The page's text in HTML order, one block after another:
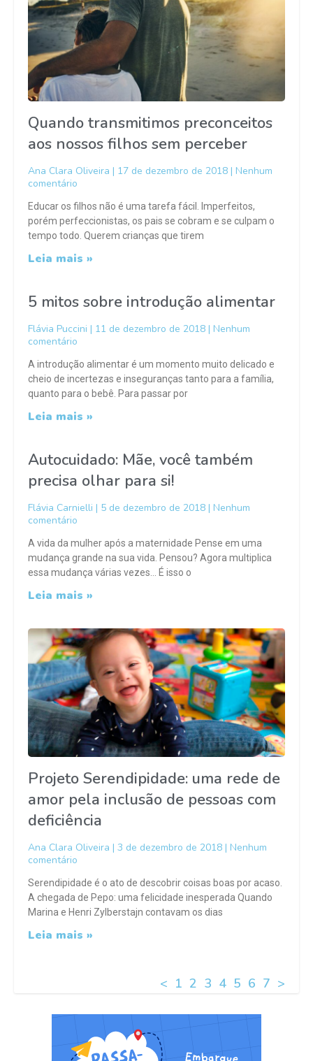
Quando transmitimos preconceitos
aos nossos filhos sem perceber
Ana Clara Oliveira 17 de dezembro de 2018
Nenhum
comentário
Educar os filhos não é uma tarefa fácil. Imperfeitos,
porém perfeccionistas, os pais se cobram e se culpam o
tempo todo. Querem crianças que tirem
Leia mais »
5 mitos sobre introdução alimentar
Flávia Puccini 11 de dezembro de 2018
Nenhum
comentário
A introdução alimentar é um momento muito delicado e
cheio de incertezas e inseguranças tanto para a família,
quanto para o bebê. Para passar por
Leia mais »
Autocuidado: Mãe, você também
precisa olhar para si!
Flávia Carnielli 5 de dezembro de 2018
Nenhum
comentário
A vida da mulher após a maternidade Pense em uma
mudança grande na sua vida. Pensou? Agora multiplica
essa mudança várias vezes… É isso o
Leia mais »
Projeto Serendipidade: uma rede de
amor pela inclusão de pessoas com
deficiência
Ana Clara Oliveira 3 de dezembro de 2018
Nenhum
comentário
Serendipidade é o ato de descobrir coisas boas por acaso.
A chegada de Pepo: uma felicidade inesperada Quando
Marina e Henri Zylberstajn contavam os dias
Leia mais »
< 1 2 3 4 5 6 7 >